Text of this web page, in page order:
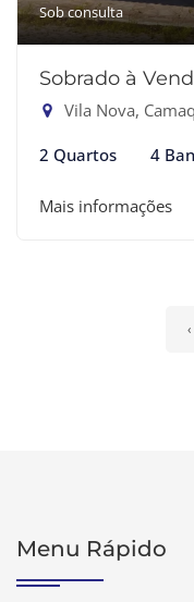
Sob consulta
Sobrado à
Vila Nova,
2 Quartos 4
Mais informações
‹
Menu Rápido